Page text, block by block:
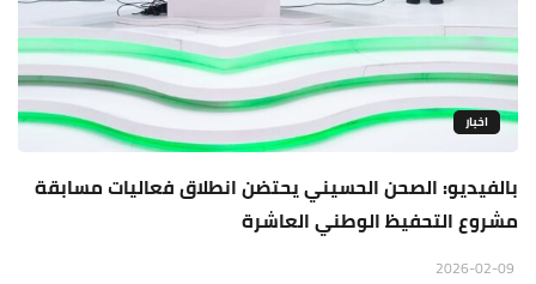
اخبار
بالفيديو: الصحن الحسيني يحتضن انطلاق فعاليات مسابقة
مشروع التحفيظ الوطني العاشرة